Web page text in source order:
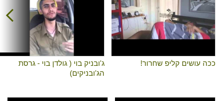
ככה עושים קליפ שחרור!
ג'ובניק בוי ( גולדן בוי - גרסת
הג'ובניקים)